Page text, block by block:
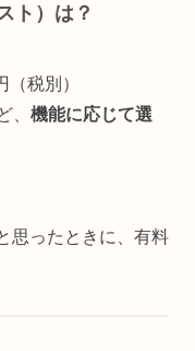
ト）は？
税別）
、機能に応じて選
思ったときに、有料